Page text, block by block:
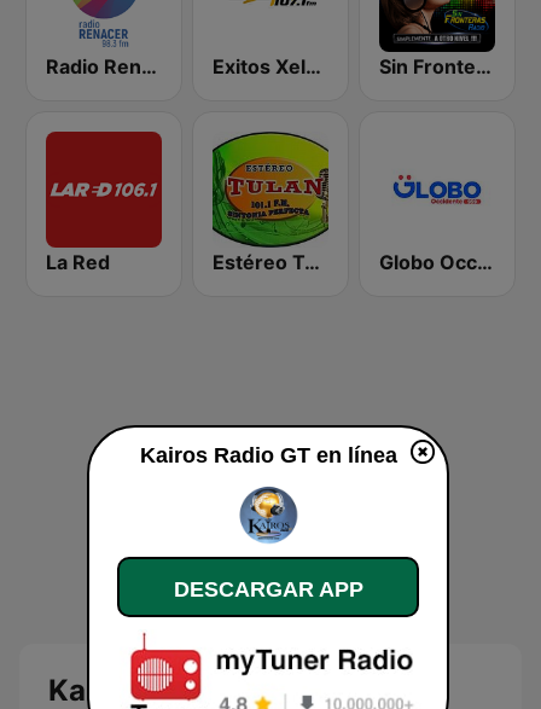
Radio Renacer 98.3 FM Exitos Xela 107.1 FM Sin Fronteras Radio
La Red Estéreo Tulán Globo Occidente
Kairos Radio GT en línea
Kairos Radio GT en línea
DESCARGAR APP